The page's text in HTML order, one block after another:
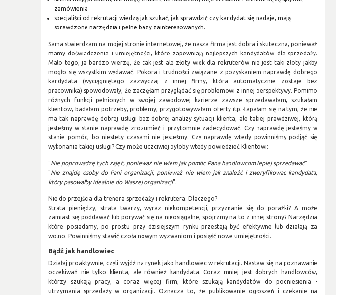
zamówienia
specjaliści od rekrutacji wiedzą jak szukać, jak sprawdzić czy kandydat się nadaje, mają
sprawdzone narzędzia i pełne bazy zainteresowanych.
Sama stwierdzam na mojej stronie internetowej, że nasza firma jest dobra i skuteczna, ponieważ
mamy doświadczenia i umiejętności, które zapewniają najlepszych kandydatów dla sprzedaży.
Mało tego, ja bardzo wierzę, że tak jest ale złoty wiek dla rekruterów nie jest taki złoty jakby
mogło się wszystkim wydawać. Pokora i trudności związane z pozyskaniem naprawdę dobrego
kandydata (wyciągniętego zazwyczaj z innej firmy, która automatycznie zostaje bez
pracownika) spowodowały, że zaczęłam przyglądać się problemowi z innej perspektywy. Pomimo
różnych funkcji pełnionych w swojej zawodowej karierze zawsze sprzedawałam, szukałam
klientów, badałam potrzeby, problemy, przygotowywałam oferty itp. Łapałam się na tym, że nie
ma tak naprawdę dobrej usługi bez dobrej analizy sytuacji klienta, ale takiej prawdziwej, którą
jesteśmy w stanie naprawdę zrozumieć i przytomnie zadecydować. Czy naprawdę jesteśmy w
stanie pomóc, bo niestety czasami nie jesteśmy. Czy naprawdę wtedy powinniśmy podjąć się
wykonania takiej usługi? Czy może uczciwiej byłoby wtedy powiedzieć Klientowi:
"Nie poprowadzę tych zajęć, ponieważ nie wiem jak pomóc Pana handlowcom lepiej sprzedawać"
"Nie znajdę osoby do Pani organizacji, ponieważ nie wiem jak znaleźć i zweryfikować kandydata,
który pasowałby idealnie do Waszej organizacji".
Nie do przejścia dla trenera sprzedaży i rekrutera. Dlaczego?
Strata pieniędzy, strata twarzy, wyraz niekompetencji, przyznanie się do porażki? A może
zamiast się poddawać lub porywać się na nieosiągalne, spójrzmy na to z innej strony? Narzędzia
które posiadamy, po prostu przy dzisiejszym rynku przestają być efektywne lub działają za
wolno. Powinniśmy stawić czoła nowym wyzwaniom i posiąść nowe umiejętności.
Bądź jak handlowiec
Działaj proaktywnie, czyli wyjdź na rynek jako handlowiec w rekrutacji. Nastaw się na poznawanie
oczekiwań nie tylko klienta, ale również kandydata. Coraz mniej jest dobrych handlowców,
którzy szukają pracy, a coraz więcej firm, które szukają kandydatów do podniesienia -
utrzymania sprzedaży w organizacji. Oznacza to, że publikowanie ogłoszeń i czekanie na